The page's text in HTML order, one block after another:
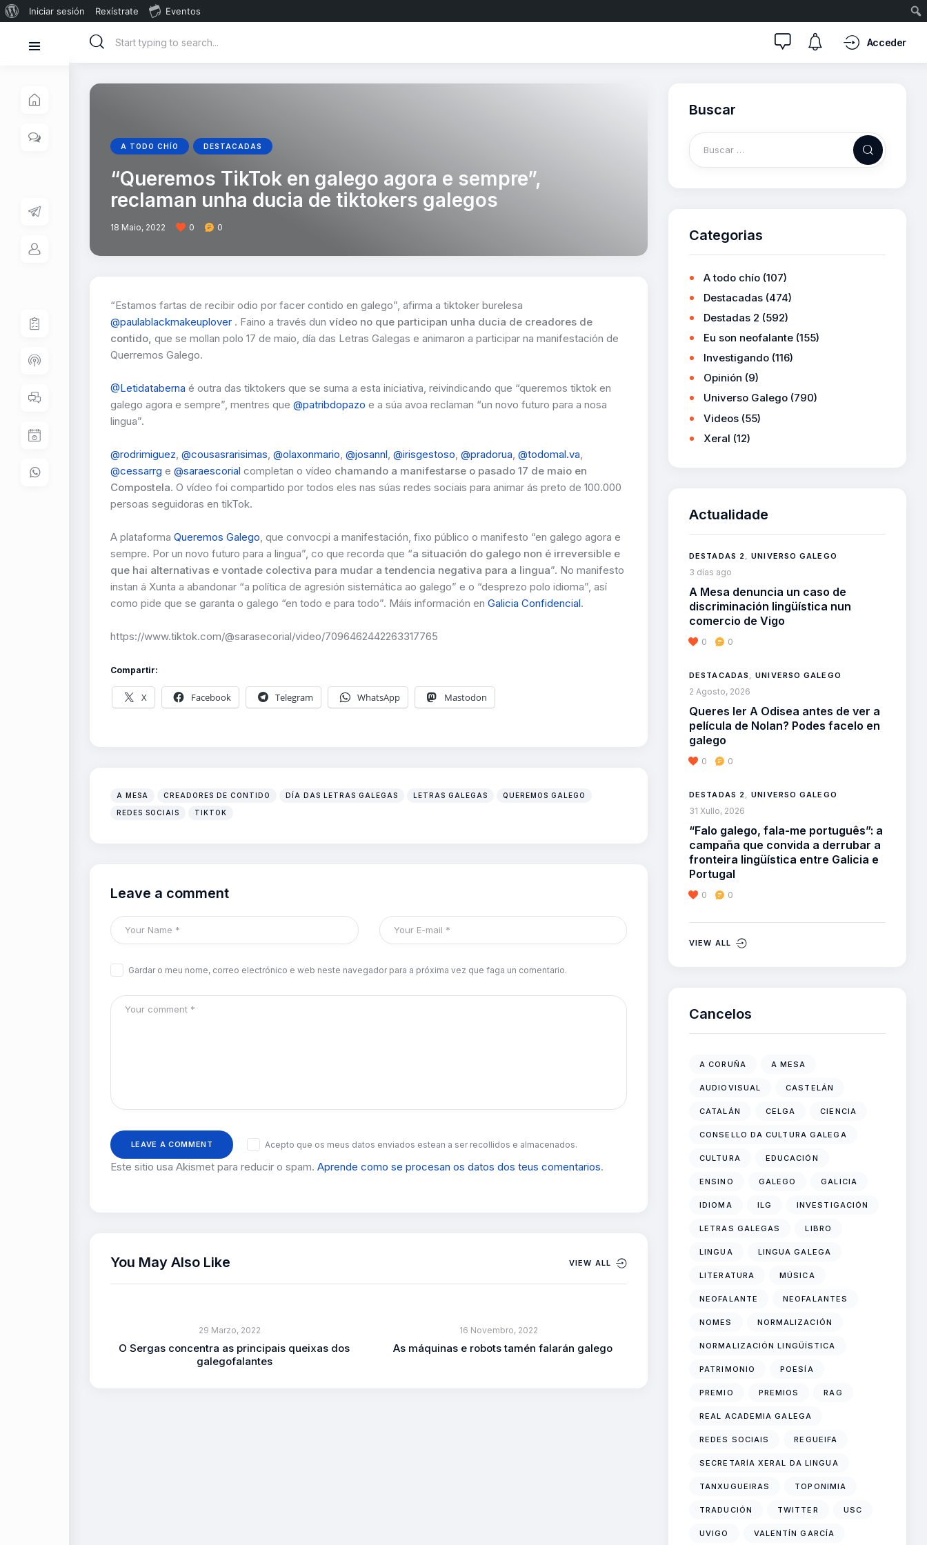
Iniciar sesión Rexístrate Eventos
Acceder
A TODO CHÍO DESTACADAS
“Queremos TikTok en galego agora e sempre”,
reclaman unha ducia de tiktokers galegos
18 Maio, 2022 0 0
“Estamos fartas de recibir odio por facer contido en galego”, afirma a tiktoker burelesa
@paulablackmakeuplover . Faino a través dun vídeo no que participan unha ducia de creadores de
contido, que se mollan polo 17 de maio, día das Letras Galegas e animaron a participar na manifestación de
Querremos Galego.
@Letidataberna é outra das tiktokers que se suma a esta iniciativa, reivindicando que “queremos tiktok en
galego agora e sempre”, mentres que @patribdopazo e a súa avoa reclaman “un novo futuro para a nosa
lingua”.
@rodrimiguez, @cousasrarisimas, @olaxonmario, @josannl, @irisgestoso, @pradorua, @todomal.va,
@cessarrg e @saraescorial completan o vídeo chamando a manifestarse o pasado 17 de maio en
Compostela. O vídeo foi compartido por todos eles nas súas redes sociais para animar ás preto de 100.000
persoas seguidoras en tikTok.
A plataforma Queremos Galego, que convocpi a manifestación, fixo público o manifesto “en galego agora e
sempre. Por un novo futuro para a lingua”, co que recorda que “a situación do galego non é irreversible e
que hai alternativas e vontade colectiva para mudar a tendencia negativa para a lingua”. No manifesto
instan á Xunta a abandonar “a política de agresión sistemática ao galego” e o “desprezo polo idioma”, así
como pide que se garanta o galego “en todo e para todo”. Máis información en Galicia Confidencial.
https://www.tiktok.com/@sarasecorial/video/7096462442263317765
Compartir:
X Facebook Telegram WhatsApp Mastodon
A MESA CREADORES DE CONTIDO DÍA DAS LETRAS GALEGAS LETRAS GALEGAS QUEREMOS GALEGO
REDES SOCIAIS TIKTOK
Leave a comment
Gardar o meu nome, correo electrónico e web neste navegador para a próxima vez que faga un comentario.
Acepto que os meus datos enviados estean a ser recollidos e almacenados.
Este sitio usa Akismet para reducir o spam. Aprende como se procesan os datos dos teus comentarios.
You May Also Like VIEW ALL
29 Marzo, 2022
O Sergas concentra as principais queixas dos
galegofalantes
16 Novembro, 2022
As máquinas e robots tamén falarán galego
Buscar
Categorias
A todo chío (107)
Destacadas (474)
Destadas 2 (592)
Eu son neofalante (155)
Investigando (116)
Opinión (9)
Universo Galego (790)
Videos (55)
Xeral (12)
Actualidade
DESTADAS 2 ,UNIVERSO GALEGO
3 días ago
A Mesa denuncia un caso de
discriminación lingüística nun
comercio de Vigo
0 0
DESTACADAS ,UNIVERSO GALEGO
2 Agosto, 2026
Queres ler A Odisea antes de ver a
película de Nolan? Podes facelo en
galego
0 0
DESTADAS 2 ,UNIVERSO GALEGO
31 Xullo, 2026
“Falo galego, fala-me português”: a
campaña que convida a derrubar a
fronteira lingüística entre Galicia e
Portugal
0 0
VIEW ALL
Cancelos
A CORUÑA A MESA
AUDIOVISUAL CASTELÁN
CATALÁN CELGA CIENCIA
CONSELLO DA CULTURA GALEGA
CULTURA EDUCACIÓN
ENSINO GALEGO GALICIA
IDIOMA ILG INVESTIGACIÓN
LETRAS GALEGAS LIBRO
LINGUA LINGUA GALEGA
LITERATURA MÚSICA
NEOFALANTE NEOFALANTES
NOMES NORMALIZACIÓN
NORMALIZACIÓN LINGÜÍSTICA
PATRIMONIO POESÍA
PREMIO PREMIOS RAG
REAL ACADEMIA GALEGA
REDES SOCIAIS REGUEIFA
SECRETARÍA XERAL DA LINGUA
TANXUGUEIRAS TOPONIMIA
TRADUCIÓN TWITTER USC
UVIGO VALENTÍN GARCÍA